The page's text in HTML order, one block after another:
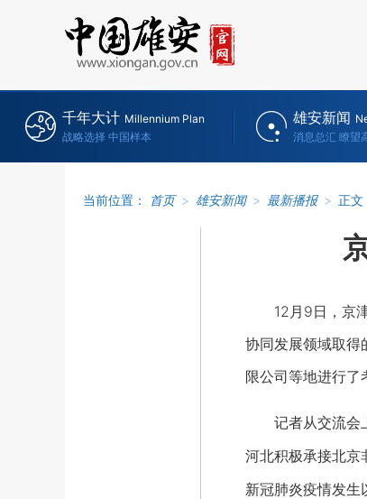
千年大计 Millennium Plan
战略选择 中国样本
雄安新闻
消息总汇 瞭望
当前位置： 首页 > 雄安新闻 > 最新播报 > 正文
12月9日，京津
协同发展领域取得
限公司等地进行了
记者从交流会上
河北积极承接北京
新冠肺炎疫情发生